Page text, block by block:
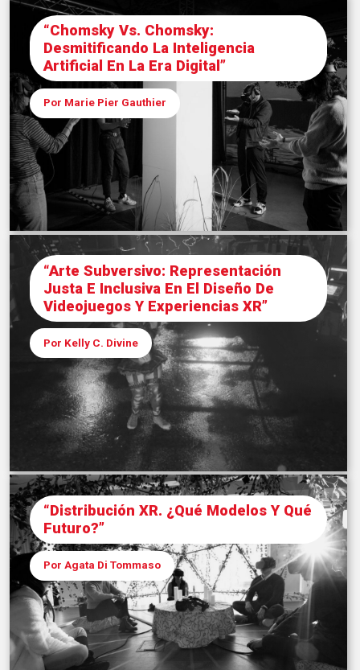
“Chomsky Vs. Chomsky:
Desmitificando La Inteligencia
Artificial En La Era Digital”
Por Marie Pier Gauthier
“Arte Subversivo: Representación
Justa E Inclusiva En El Diseño De
Videojuegos Y Experiencias XR”
Por Kelly C. Divine
“Distribución XR. ¿Qué Modelos Y Qué
Futuro?”
Por Agata Di Tommaso